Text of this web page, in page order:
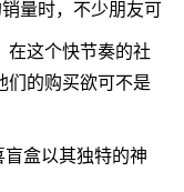
量时，不少朋友可
在这个快节奏的社
们的购买欲可不是
盒以其独特的神